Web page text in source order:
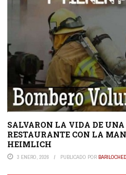
SALVARON LA VIDA DE
RESTAURANTE CON LA
HEIMLICH
3 ENERO, 2026 PUBLICADO POR BARILOCHED